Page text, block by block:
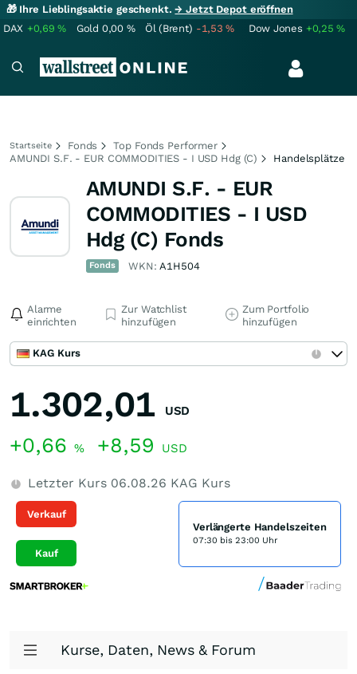
🎁 Ihre Lieblingsaktie geschenkt.→ Jetzt Depot eröffnen
DAX +0,69% Gold 0,00 % Öl (Brent) -1,53% Dow Jones +0,25%
Startseite Fonds
Top Fonds Performer
AMUNDI S.F. - EUR COMMODITIES - I USD Hdg (C)
Handelsplätze
AMUNDI S.F. - EUR
COMMODITIES - I USD
Hdg (C) Fonds
Fonds WKN:A1H504
Alarme
einrichten
Zur Watchlist
hinzufügen
Zum Portfolio
hinzufügen
KAG Kurs
1.302,01 USD
+0,66 % +8,59 USD
Letzter Kurs 06.08.26 KAG Kurs
Verkauf
Kauf
Verlängerte Handelszeiten
07:30 bis 23:00 Uhr
Kurse, Daten, News & Forum